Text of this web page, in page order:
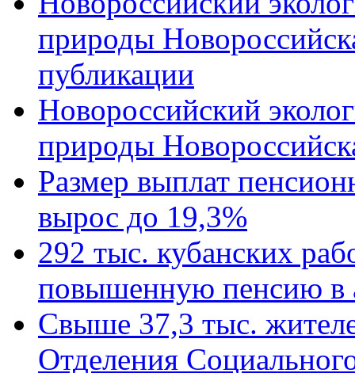
природы
публикации
Новороссийский
природы
Размер выплат
вырос до 19,3%
292 тыс. кубанских
повышенную пенсию в
Свыше 37,3 тыс.
Отделения